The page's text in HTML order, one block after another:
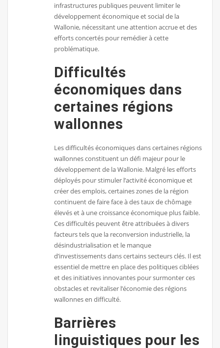
infrastructures publiques peuvent limiter le
développement économique et social de la
Wallonie, nécessitant une attention accrue et des
efforts concertés pour remédier à cette
problématique.
Difficultés
économiques dans
certaines régions
wallonnes
Les difficultés économiques dans certaines régions
wallonnes constituent un défi majeur pour le
développement de la Wallonie. Malgré les efforts
déployés pour stimuler l’activité économique et
créer des emplois, certaines zones de la région
continuent de faire face à des taux de chômage
élevés et à une croissance économique plus faible.
Ces difficultés peuvent être attribuées à divers
facteurs tels que la reconversion industrielle, la
désindustrialisation et le manque
d’investissements dans certains secteurs clés. Il est
essentiel de mettre en place des politiques ciblées
et des initiatives innovantes pour surmonter ces
obstacles et revitaliser l’économie des régions
wallonnes en difficulté.
Barrières
linguistiques pour les